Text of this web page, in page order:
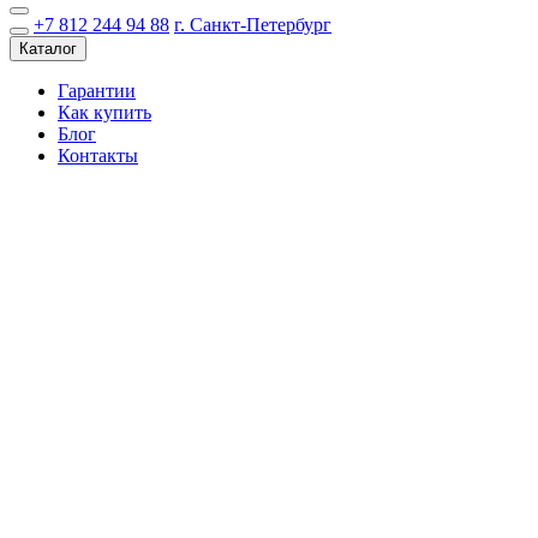
+7 812 244 94 88 г. Санкт-Петербург
Каталог
Гарантии
Как купить
Блог
Контакты